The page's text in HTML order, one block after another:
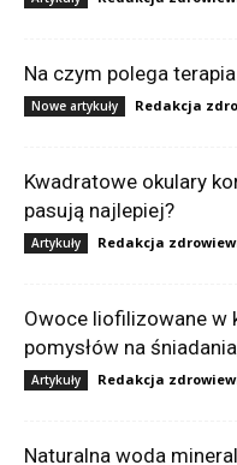
Na czym polega terapia
Nowe artykuły Redakcja
Kwadratowe okulary
pasują najlepiej?
Artykuły Redakcja
Owoce liofilizowane w
pomysłów na
Artykuły Redakcja
Naturalna woda